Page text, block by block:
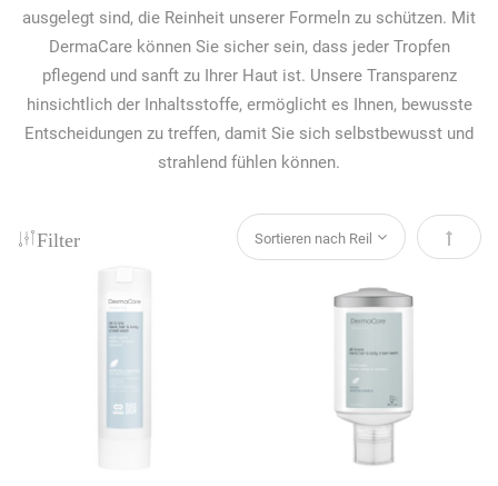
ausgelegt sind, die Reinheit unserer Formeln zu schützen. Mit
DermaCare können Sie sicher sein, dass jeder Tropfen
pflegend und sanft zu Ihrer Haut ist. Unsere Transparenz
hinsichtlich der Inhaltsstoffe, ermöglicht es Ihnen, bewusste
Entscheidungen zu treffen, damit Sie sich selbstbewusst und
strahlend fühlen können.
Filter